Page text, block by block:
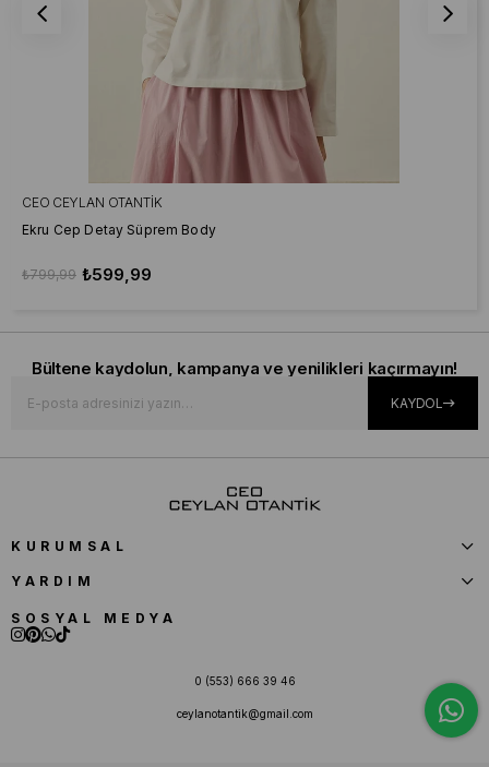
CEO CEYLAN OTANTIK
Ekru Cep Detay Süprem Body
₺599,99
₺799,99
Bültene kaydolun, kampanya ve yenilikleri kaçırmayın!
KAYDOL
KURUMSAL
YARDIM
SOSYAL MEDYA
0 (553) 666 39 46
ceylanotantik@gmail.com